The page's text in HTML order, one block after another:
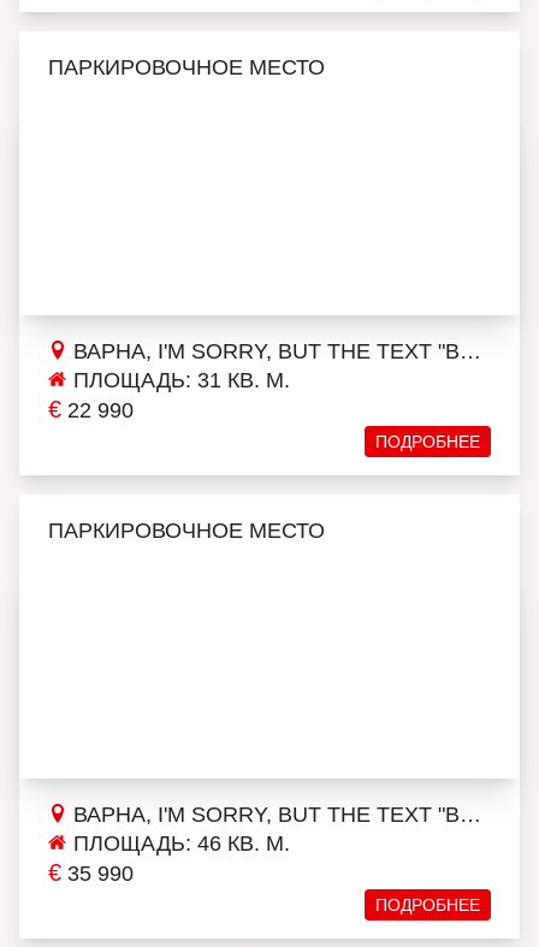
ПАРКИРОВОЧНОЕ МЕСТО
ВАРНА, I'M SORRY, BUT THE TEXT "ВЛАДИСЛАВ ВАРНЕНЧИК 2" DOESN'T PROVIDE ENOUGH CONTEXT FOR AN ACCURATE TRANSLATION. COULD YOU PLEASE PROVIDE MORE INFORMATION OR CONTEXT SO THAT I CAN ASSIST YOU BETTER?
ПЛОЩАДЬ: 31 КВ. М.
€ 22 990
ПОДРОБНЕЕ
ПАРКИРОВОЧНОЕ МЕСТО
ВАРНА, I'M SORRY, BUT THE TEXT "ВЛАДИСЛАВ ВАРНЕНЧИК 2" DOESN'T PROVIDE ENOUGH CONTEXT FOR AN ACCURATE TRANSLATION. COULD YOU PLEASE PROVIDE MORE INFORMATION OR CONTEXT SO THAT I CAN ASSIST YOU BETTER?
ПЛОЩАДЬ: 46 КВ. М.
€ 35 990
ПОДРОБНЕЕ